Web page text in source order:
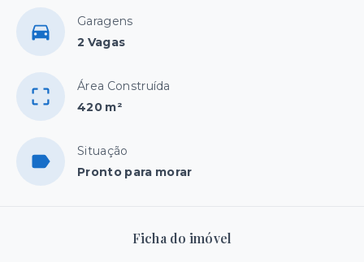
Garagens
2 Vagas
Área Construída
420 m²
Situação
Pronto para morar
Ficha do imóvel